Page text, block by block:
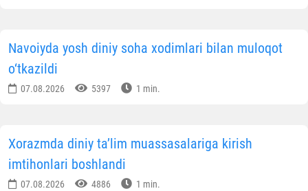
Navoiyda yosh diniy soha xodimlari bilan muloqot
o‘tkazildi
07.08.2026 5397 1 min.
Xorazmda diniy ta’lim muassasalariga kirish
imtihonlari boshlandi
07.08.2026 4886 1 min.